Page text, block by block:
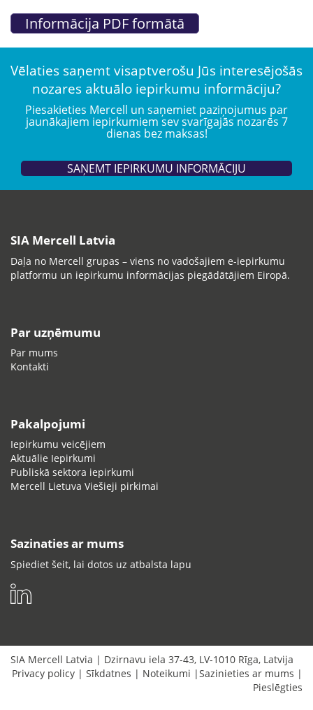
Vēlaties saņemt visaptverošu Jūs interesējošās
nozares aktuālo iepirkumu informāciju?
Piesakieties Mercell un saņemiet paziņojumus par
jaunākajiem iepirkumiem sev svarīgajās nozarēs 7
dienas bez maksas!
SAŅEMT IEPIRKUMU INFORMĀCIJU
SIA Mercell Latvia
Daļa no Mercell grupas – viens no vadošajiem e-iepirkumu
platformu un iepirkumu informācijas piegādātājiem Eiropā.
Par uzņēmumu
Par mums
Kontakti
Pakalpojumi
Iepirkumu veicējiem
Aktuālie Iepirkumi
Publiskā sektora iepirkumi
Mercell Lietuva Viešieji pirkimai
Sazinaties ar mums
Spiediet šeit, lai dotos uz atbalsta lapu
SIA Mercell Latvia | Dzirnavu iela 37-43, LV-1010 Rīga, Latvija
Privacy policy | Sīkdatnes | Noteikumi |Sazinieties ar mums |
Pieslēgties